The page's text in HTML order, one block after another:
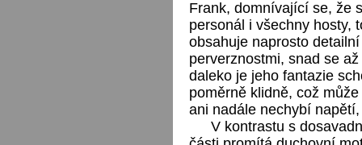
Frank, domnívající se, že
personál i všechny hosty,
obsahuje naprosto
perverznostmi, snad se
daleko je jeho fantazie
poměrně klidně, což
ani nadále nechybí
V kontrastu s